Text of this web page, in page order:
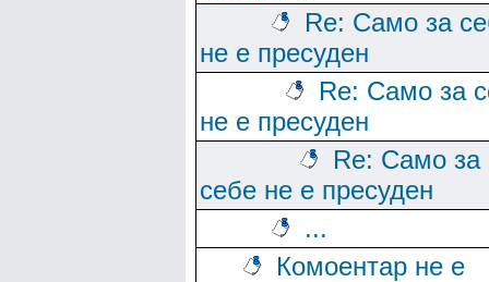
Re: Само за
не е пресуден
Re: Само за
не е пресуден
Re: Само за
себе не е пресуден
...
Комоентар не е